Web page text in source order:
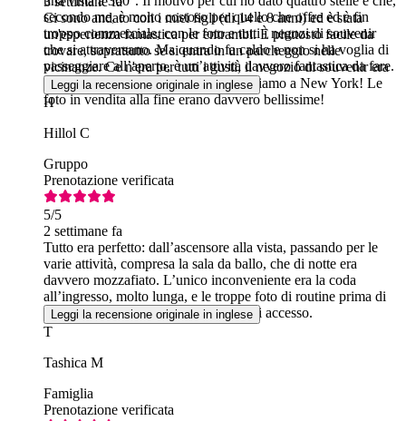
secondo me, è molto costoso per quello che offre ed è fin
troppo commerciale, con le foto e tutti i negozi di souvenir
che si attraversano. Ma quando fa caldo e non si ha voglia di
passeggiare all’aperto, è un’attività davvero fantastica da fare.
Ci sono andato con i miei figli (di 14 e 8 anni) ed è stata
un'esperienza fantastica per entrambi. È piuttosto facile da
trovare, soprattutto se si entra in un parcheggio nelle
vicinanze. Ce n'era per tutti i gusti, il negozio di souvenir era
fantastico, un po' caro ma d'altronde siamo a New York! Le
foto in vendita alla fine erano davvero bellissime!
Leggi la recensione originale in inglese
H
Hillol C
Gruppo
Prenotazione verificata
5/5
2 settimane fa
Tutto era perfetto: dall’ascensore alla vista, passando per le
varie attività, compresa la sala da ballo, che di notte era
davvero mozzafiato. L’unico inconveniente era la coda
all’ingresso, molto lunga, e le troppe foto di routine prima di
entrare, che hanno allungato i tempi di accesso.
Leggi la recensione originale in inglese
T
Tashica M
Famiglia
Prenotazione verificata